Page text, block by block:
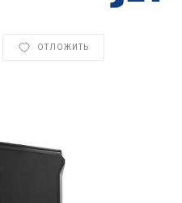
ОТЛОЖИТЬ